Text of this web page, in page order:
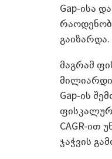
Gap-ისა
გაიზარდა.
მაგრამ
Gap-ის
ფისკალურ
CAGR-ით
ჯაჭვის